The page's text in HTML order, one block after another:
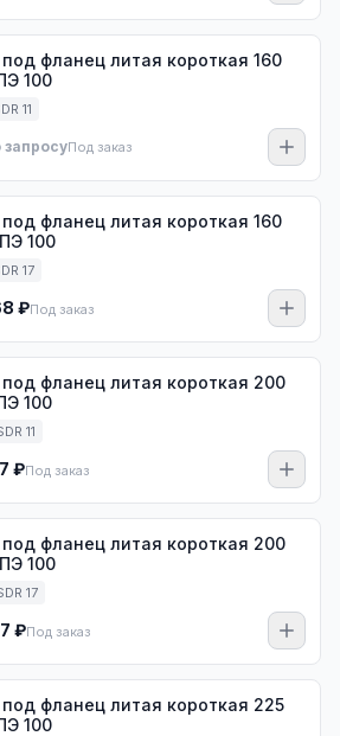
под фланец литая короткая 160
100
11
Под заказ
под фланец литая короткая 160
100
17
₽Под заказ
под фланец литая короткая 200
100
11
₽Под заказ
под фланец литая короткая 200
100
17
₽Под заказ
под фланец литая короткая 225
100